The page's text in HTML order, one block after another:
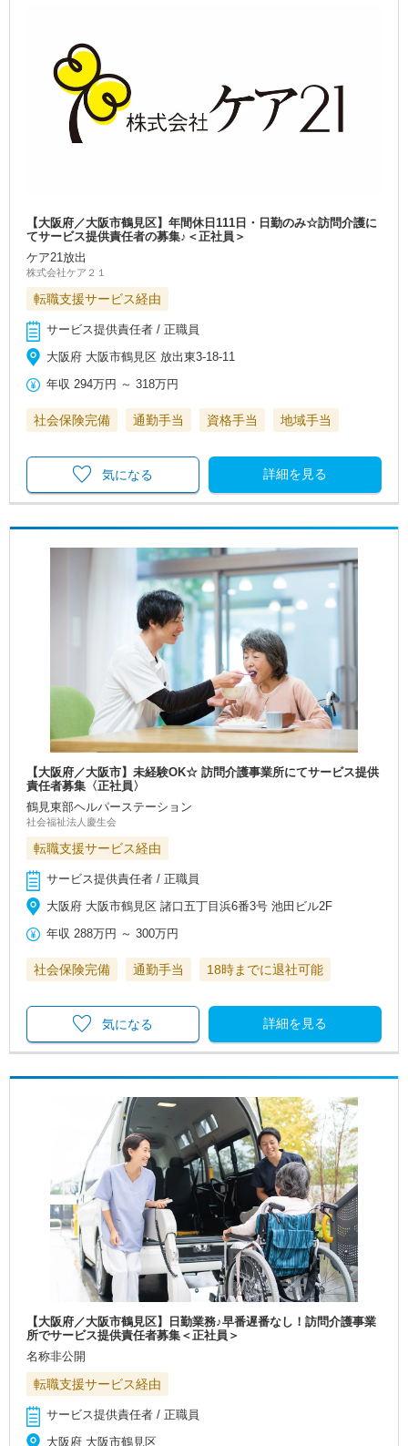
【大阪府／大阪市鶴見区】年間休日111日・日勤のみ☆訪問介護に
てサービス提供責任者の募集♪＜正社員＞
ケア21放出
株式会社ケア２１
転職支援サービス経由
サービス提供責任者 / 正職員
大阪府 大阪市鶴見区 放出東3-18-11
年収 294万円 ～318万円
社会保険完備 通勤手当 資格手当 地域手当
詳細を見る
気になる
【大阪府／大阪市】未経験OK☆ 訪問介護事業所にてサービス提供
責任者募集〈正社員〉
鶴見東部ヘルパーステーション
社会福祉法人慶生会
転職支援サービス経由
サービス提供責任者 / 正職員
大阪府 大阪市鶴見区 諸口五丁目浜6番3号 池田ビル2F
年収 288万円 ～300万円
社会保険完備 通勤手当 18時までに退社可能
詳細を見る
気になる
【大阪府／大阪市鶴見区】日勤業務♪早番遅番なし！訪問介護事業
所でサービス提供責任者募集＜正社員＞
名称非公開
転職支援サービス経由
サービス提供責任者 / 正職員
大阪府 大阪市鶴見区